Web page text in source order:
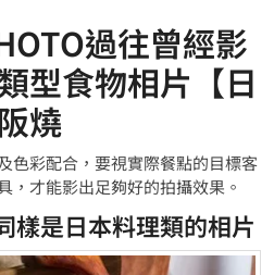
過往曾經影
型食物相片【日
燒
色彩配合，要視實際餐點的目標客
，才能影出足夠好的拍攝效果。
樣是日本料理類的相片